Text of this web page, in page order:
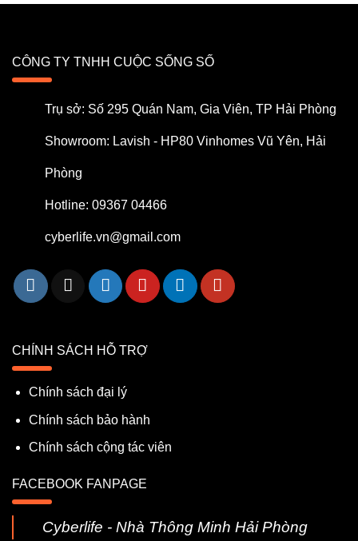
CÔNG TY TNHH CUỘC SỐNG SỐ
Trụ sở: Số 295 Quán Nam, Gia Viên, TP Hải Phòng
Showroom: Lavish - HP80 Vinhomes Vũ Yên, Hải
Phòng
Hotline: 09367 04466
cyberlife.vn@gmail.com
CHÍNH SÁCH HỖ TRỢ
Chính sách đại lý
Chính sách bảo hành
Chính sách cộng tác viên
FACEBOOK FANPAGE
Cyberlife - Nhà Thông Minh Hải Phòng